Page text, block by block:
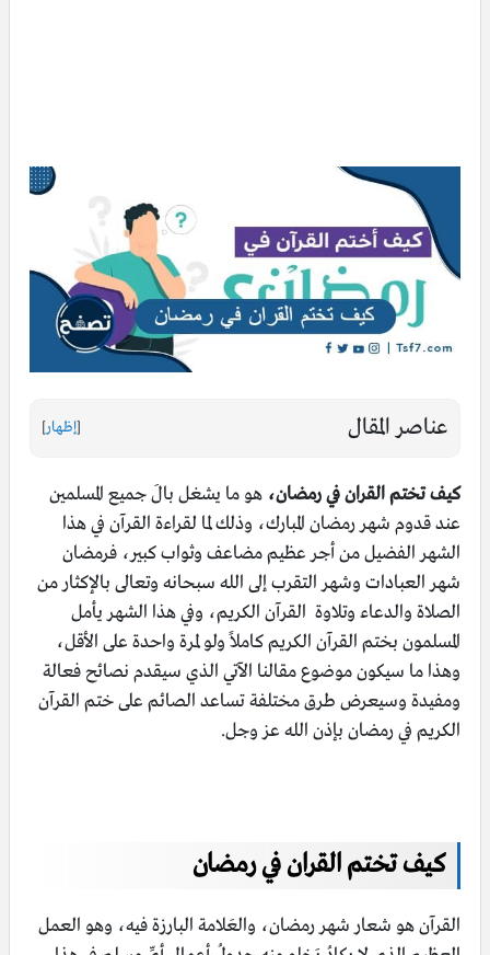
عناصر المقال [إظهار]
كيف تختم القران في رمضان، هو ما يشغل بالَ جميع المسلمين
عند قدوم شهر رمضان المبارك، وذلك لما لقراءة القرآن في هذا
الشهر الفضيل من أجر عظيم مضاعف وثواب كبير، فرمضان
شهر العبادات وشهر التقرب إلى الله سبحانه وتعالى بالإكثار من
الصلاة والدعاء وتلاوة القرآن الكريم، وفي هذا الشهر يأمل
المسلمون بختم القرآن الكريم كاملاً ولو لمرة واحدة على الأقل،
وهذا ما سيكون موضوع مقالنا الآتي الذي سيقدم نصائح فعالة
ومفيدة وسيعرض طرق مختلفة تساعد الصائم على ختم القرآن
الكريم في رمضان بإذن الله عز وجل.
كيف تختم القران في رمضان
القرآن هو شعار شهر رمضان، والعَلامة البارزة فيه، وهو العمل